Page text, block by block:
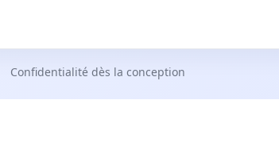
Confidentialité dès la conception